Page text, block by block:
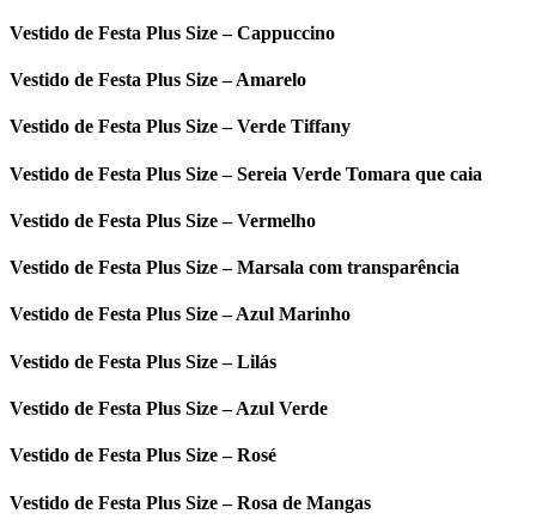
Vestido de Festa Plus Size – Cappuccino
Vestido de Festa Plus Size – Amarelo
Vestido de Festa Plus Size – Verde Tiffany
Vestido de Festa Plus Size – Sereia Verde Tomara que caia
Vestido de Festa Plus Size – Vermelho
Vestido de Festa Plus Size – Marsala com transparência
Vestido de Festa Plus Size – Azul Marinho
Vestido de Festa Plus Size – Lilás
Vestido de Festa Plus Size – Azul Verde
Vestido de Festa Plus Size – Rosé
Vestido de Festa Plus Size – Rosa de Mangas